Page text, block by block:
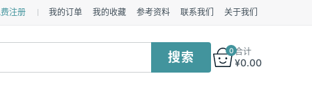
注册 我的订单 我的收藏 参考资料 联系我们 关于我们
0合计
¥0.00